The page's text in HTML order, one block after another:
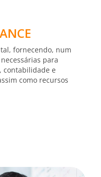
fornecendo, num
para
contabilidade e
como recursos